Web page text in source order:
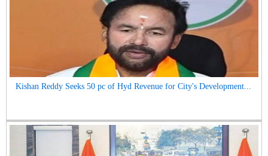
Kishan Reddy Seeks 50 pc of Hyd Revenue for City's Development...